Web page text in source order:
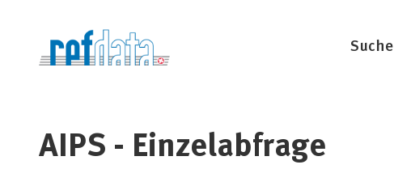
Suche
AIPS - Einzelabfrage